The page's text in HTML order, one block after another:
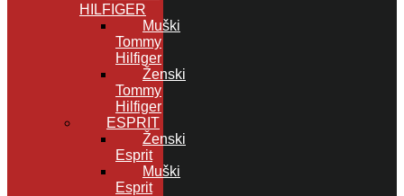
HILFIGER
Muški
Tommy
Hilfiger
Ženski
Tommy
Hilfiger
ESPRIT
Ženski
Esprit
Muški
Esprit